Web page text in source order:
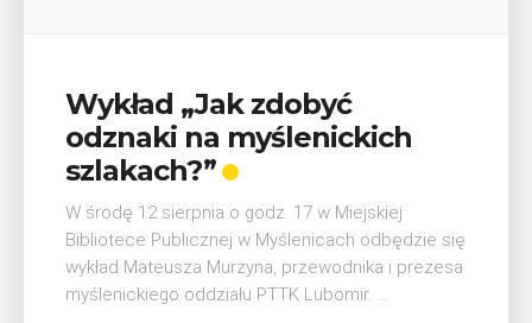
V Turniej Myślimira.
Mieszczanie i rzemieślnicy
W ostatni weekend wakacji, czyli 29-30 sierpnia w
Myślenicach odbędzie się piąta edycja Turnieju
Myślimira. Wydarzenie organizowane przez
Muzeum Niepodległości w Myślenicach odbędzie
się na ...